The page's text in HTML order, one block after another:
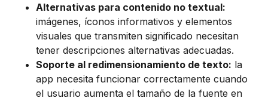
Alternativas para contenido no textual:
imágenes, íconos informativos y elementos
visuales que transmiten significado necesitan
tener descripciones alternativas adecuadas.
Soporte al redimensionamiento de texto: la
app necesita funcionar correctamente cuando
el usuario aumenta el tamaño de la fuente en